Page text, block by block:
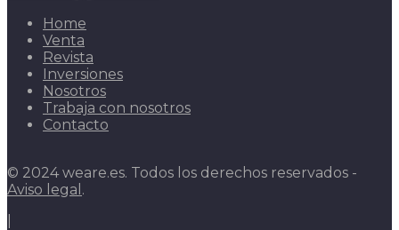
Home
Venta
Revista
Inversiones
Nosotros
Trabaja con nosotros
Contacto
© 2024 weare.es. Todos los derechos reservados -
Aviso legal .